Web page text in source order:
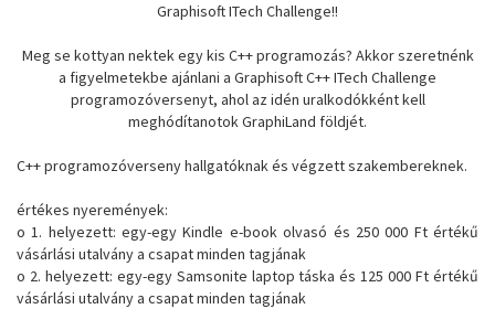
Graphisoft ITech Challenge!!
Meg se kottyan nektek egy kis C++ programozás? Akkor szeretnénk
a figyelmetekbe ajánlani a Graphisoft C++ ITech Challenge
programozóversenyt, ahol az idén uralkodókként kell
meghódítanotok GraphiLand földjét.
C++ programozóverseny hallgatóknak és végzett szakembereknek.
értékes nyeremények:
o 1. helyezett: egy-egy Kindle e-book olvasó és 250 000 Ft értékű
vásárlási utalvány a csapat minden tagjának
o 2. helyezett: egy-egy Samsonite laptop táska és 125 000 Ft értékű
vásárlási utalvány a csapat minden tagjának